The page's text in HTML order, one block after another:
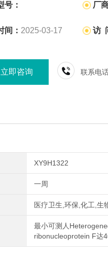
号： 厂
间： 2025-03-17 访
立即咨询 联系电话
XY9H1322
一周
医疗卫生,环保,化工,生
最小可测人
ribonucleoprotein F达